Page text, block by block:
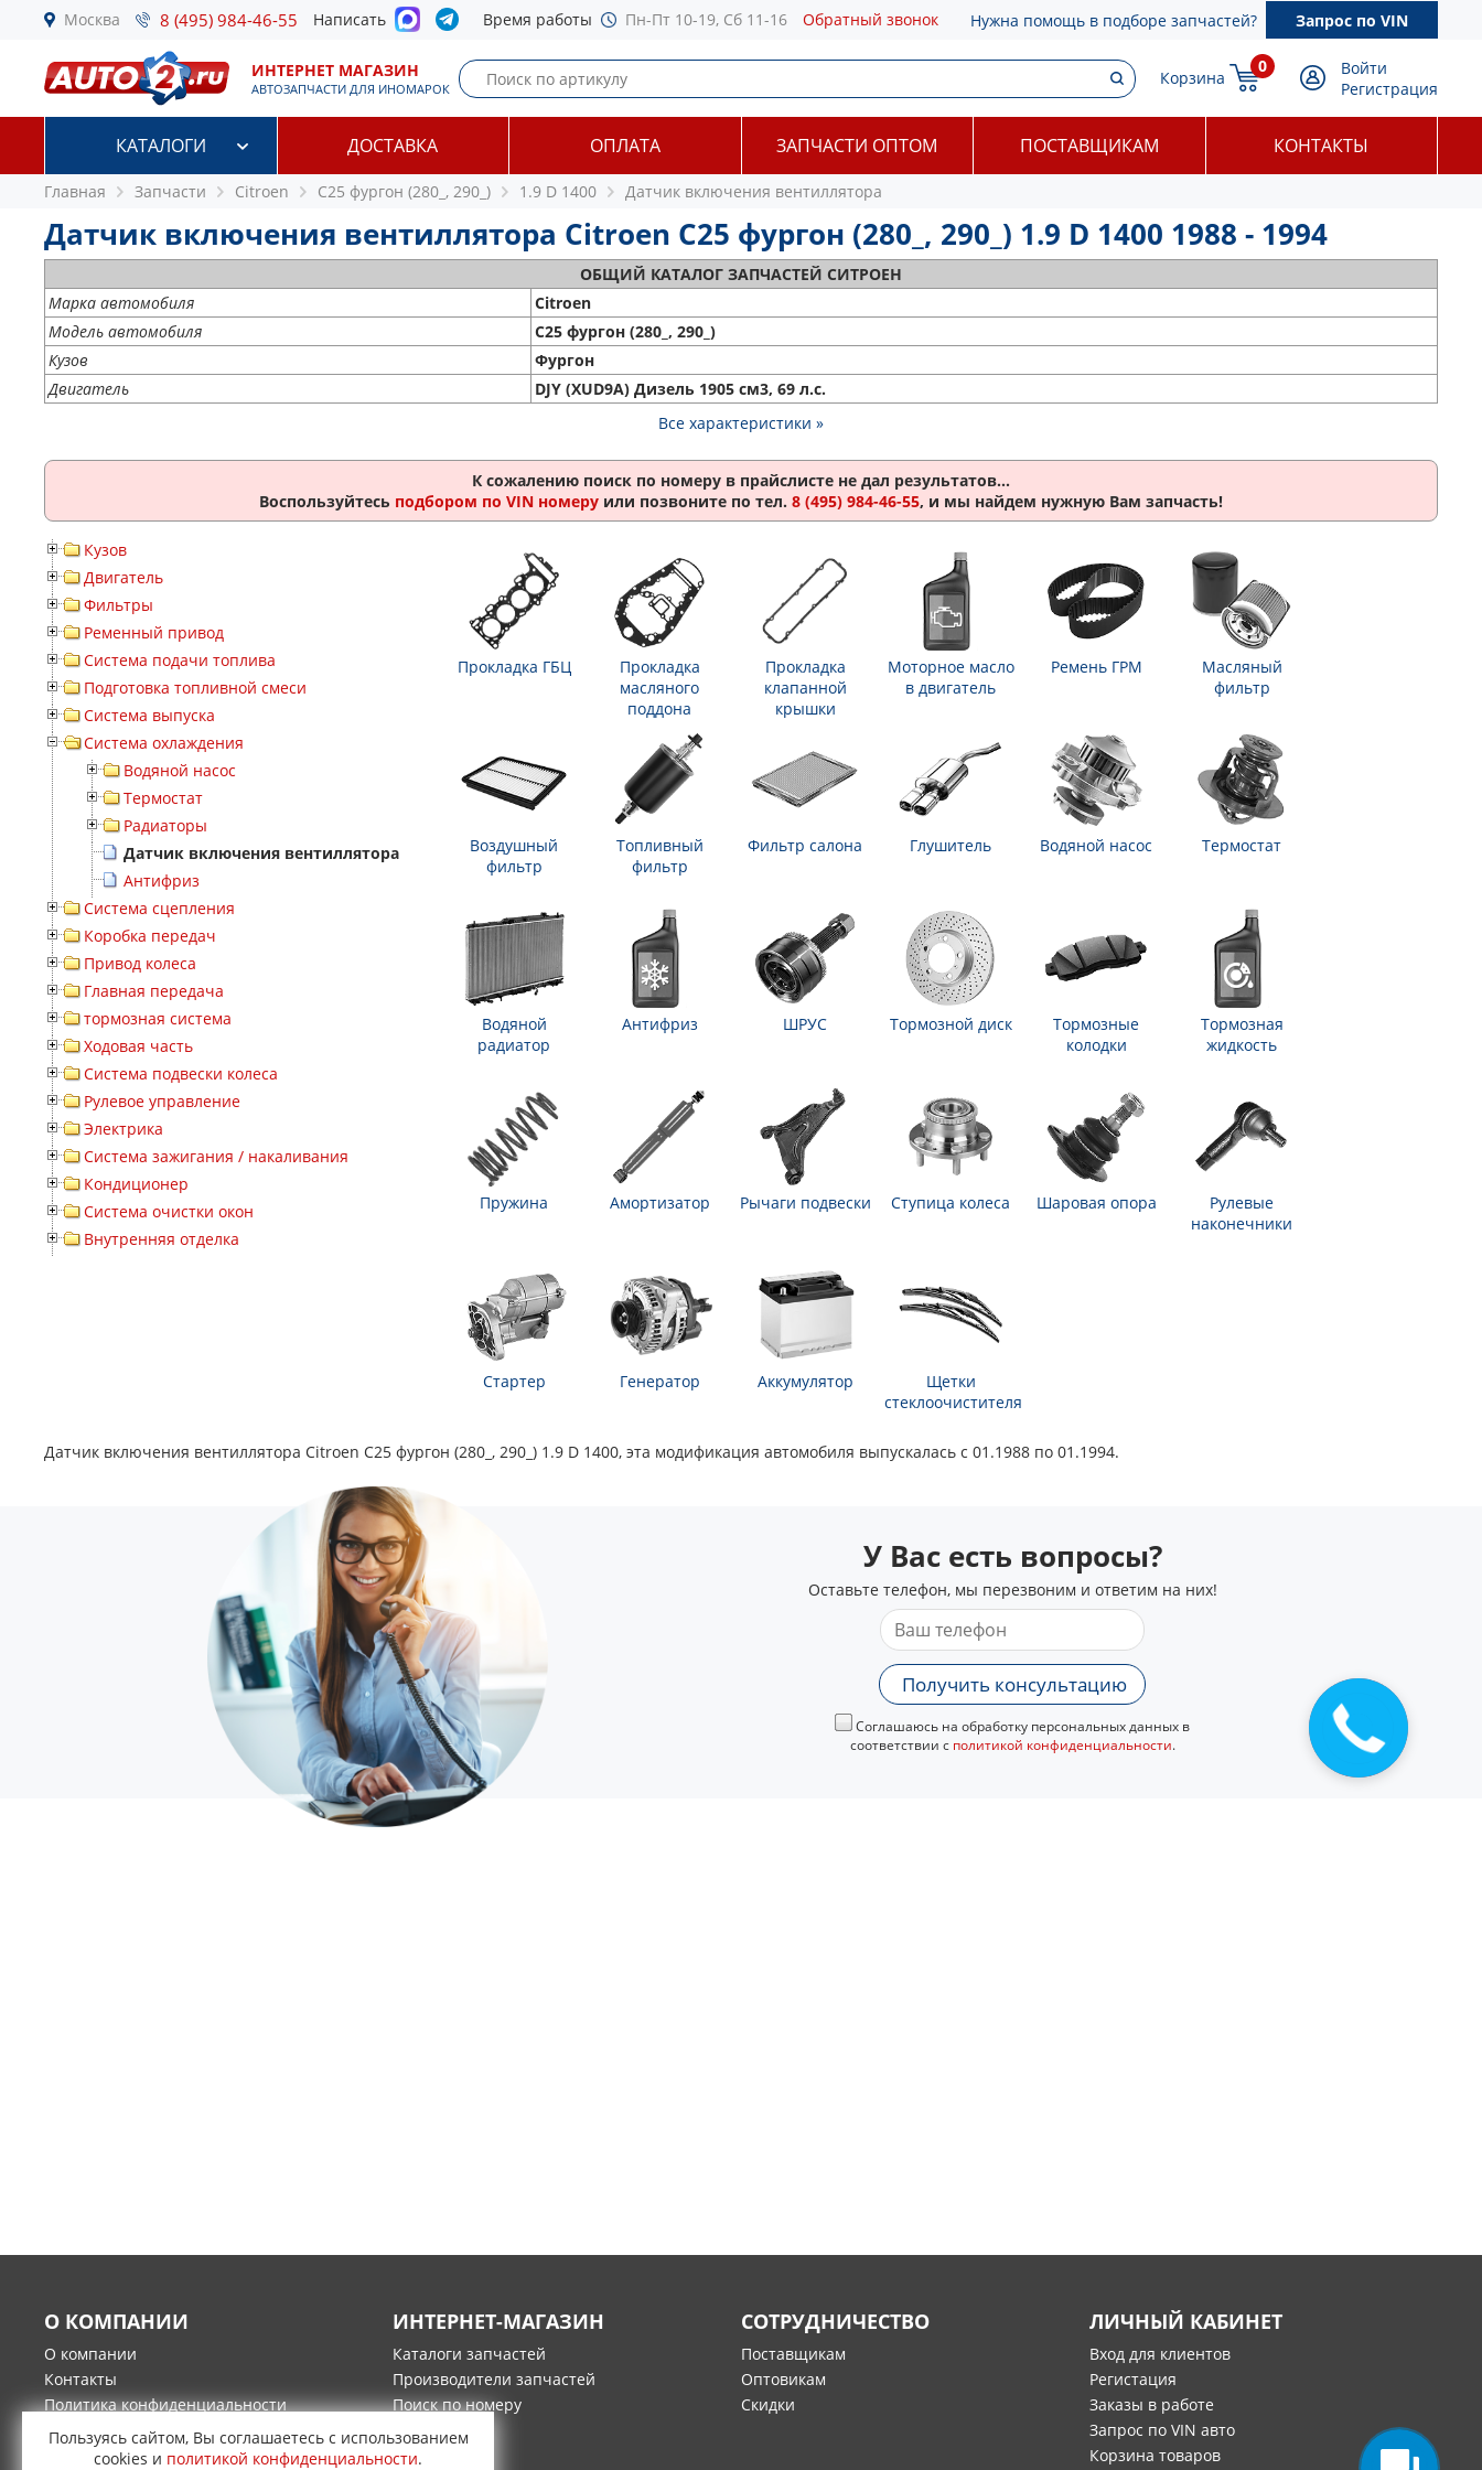
Москва 8 (495) 984-46-55 Написать Время работы Пн-Пт 10-19, Сб 11-16 Обратный звонок Нужна помощь в подборе запчастей? Запрос по VIN
ИНТЕРНЕТ МАГАЗИН
АВТОЗАПЧАСТИ ДЛЯ ИНОМАРОК
Корзина
0
Войти
Регистрация
КАТАЛОГИ ДОСТАВКА ОПЛАТА ЗАПЧАСТИ ОПТОМ ПОСТАВЩИКАМ КОНТАКТЫ
Главная Запчасти Citroen C25 фургон (280_, 290_) 1.9 D 1400 Датчик включения вентиллятора
Датчик включения вентиллятора Citroen C25 фургон (280_, 290_) 1.9 D 1400 1988 - 1994
ОБЩИЙ КАТАЛОГ ЗАПЧАСТЕЙ СИТРОЕН
Марка автомобиля
Citroen
Модель автомобиля
C25 фургон (280_, 290_)
Кузов
Фургон
Двигатель
DJY (XUD9A) Дизель 1905 см3, 69 л.с.
Все характеристики »
К сожалению поиск по номеру в прайслисте не дал результатов...
Воспользуйтесь подбором по VIN номеру или позвоните по тел. 8 (495) 984-46-55, и мы найдем нужную Вам запчасть!
Кузов
Двигатель
Фильтры
Ременный привод
Система подачи топлива
Подготовка топливной смеси
Система выпуска
Система охлаждения
Водяной насос
Термостат
Радиаторы
Датчик включения вентиллятора
Антифриз
Система сцепления
Коробка передач
Привод колеса
Главная передача
тормозная система
Ходовая часть
Система подвески колеса
Рулевое управление
Электрика
Система зажигания / накаливания
Кондиционер
Система очистки окон
Внутренняя отделка
Прокладка ГБЦ
Прокладка
масляного
поддона
Прокладка
клапанной
крышки
Моторное масло
в двигатель
Ремень ГРМ
Масляный
фильтр
Воздушный
фильтр
Топливный
фильтр
Фильтр салона Глушитель Водяной насос Термостат
Водяной
радиатор
Антифриз ШРУС Тормозной диск
Тормозные
колодки
Тормозная
жидкость
Пружина Амортизатор Рычаги подвески Ступица колеса Шаровая опора
Рулевые
наконечники
Стартер Генератор Аккумулятор
Щетки
стеклоочистителя
Датчик включения вентиллятора Citroen C25 фургон (280_, 290_) 1.9 D 1400, эта модификация автомобиля выпускалась с 01.1988 по 01.1994.
У Вас есть вопросы?
Оставьте телефон, мы перезвоним и ответим на них!
Получить консультацию
Соглашаюсь на обработку персональных данных в
соответствии с политикой конфиденциальности.
О КОМПАНИИ
О компании
Контакты
Политика конфиденциальности
Гарантия и возврат товара
ИНТЕРНЕТ-МАГАЗИН
Каталоги запчастей
Производители запчастей
Поиск по номеру
Оплата
Доставка
СОТРУДНИЧЕСТВО
Поставщикам
Оптовикам
Скидки
ЛИЧНЫЙ КАБИНЕТ
Вход для клиентов
Регистация
Заказы в работе
Запрос по VIN авто
Корзина товаров
Пользуясь сайтом, Вы соглашаетесь с использованием
cookies и политикой конфиденциальности.